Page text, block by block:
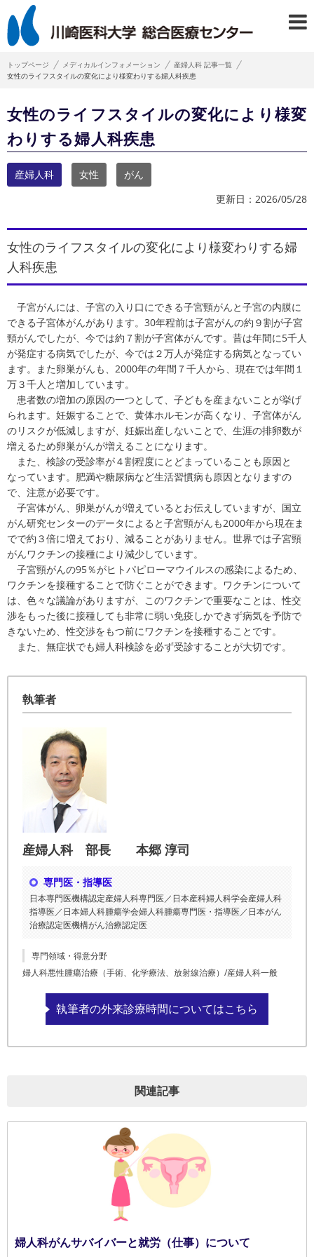
トップページ メディカルインフォメーション
産婦人科 記事一覧
女性のライフスタイルの変化により様変わりする婦人科疾患
女性のライフスタイルの変化により様変
わりする婦人科疾患
産婦人科 女性
がん
更新日：2026/05/28
女性のライフスタイルの変化により様変わりする婦
人科疾患
子宮がんには、子宮の入り口にできる子宮頸がんと子宮の内膜に
できる子宮体がんがあります。 30年程前は子宮がんの約９割が子宮
頸がんでしたが、今では約７割が子宮体がんです。昔は年間に5千人
が発症する病気でしたが、今では２万人が発症する病気となってい
ます。また卵巣がんも、 2000年の年間７千人から、現在では年間１
万３千人と増加しています。
患者数の増加の原因の一つとして、子どもを産まないことが挙げ
られます。妊娠することで、黄体ホルモンが高くなり、子宮体がん
のリスクが低減しますが、妊娠出産しないことで、生涯の排卵数が
増えるため卵巣がんが増えることになります。
また、検診の受診率が４割程度にとどまっていることも原因と
なっています。肥満や糖尿病など生活習慣病も原因となりますの
で、注意が必要です。
子宮体がん、卵巣がんが増えているとお伝えしていますが、国立
がん研究センターのデータによると子宮頸がんも2000年から現在ま
でで約３倍に増えており、減ることがありません。世界では子宮頸
がんワクチンの接種により減少しています。
子宮頸がんの95％がヒトパピローマウイルスの感染によるため、
ワクチンを接種することで防ぐことができます。ワクチンについて
は、色々な議論がありますが、このワクチンで重要なことは、性交
渉をもった後に接種しても非常に弱い免疫しかできず病気を予防で
きないため、性交渉をもつ前にワクチンを接種することです。
また、無症状でも婦人科検診を必ず受診することが大切です。
執筆者
産婦人科 部長 本郷 淳司
専門医・指導医
日本専門医機構認定産婦人科専門医／日本産科婦人科学会産婦人科
指導医／日本婦人科腫瘍学会婦人科腫瘍専門医・指導医／日本がん
治療認定医機構がん治療認定医
専門領域・得意分野
婦人科悪性腫瘍治療（手術、化学療法、放射線治療）/産婦人科一般
執筆者の外来診療時間についてはこちら
関連記事
婦人科がんサバイバーと就労（仕事）について